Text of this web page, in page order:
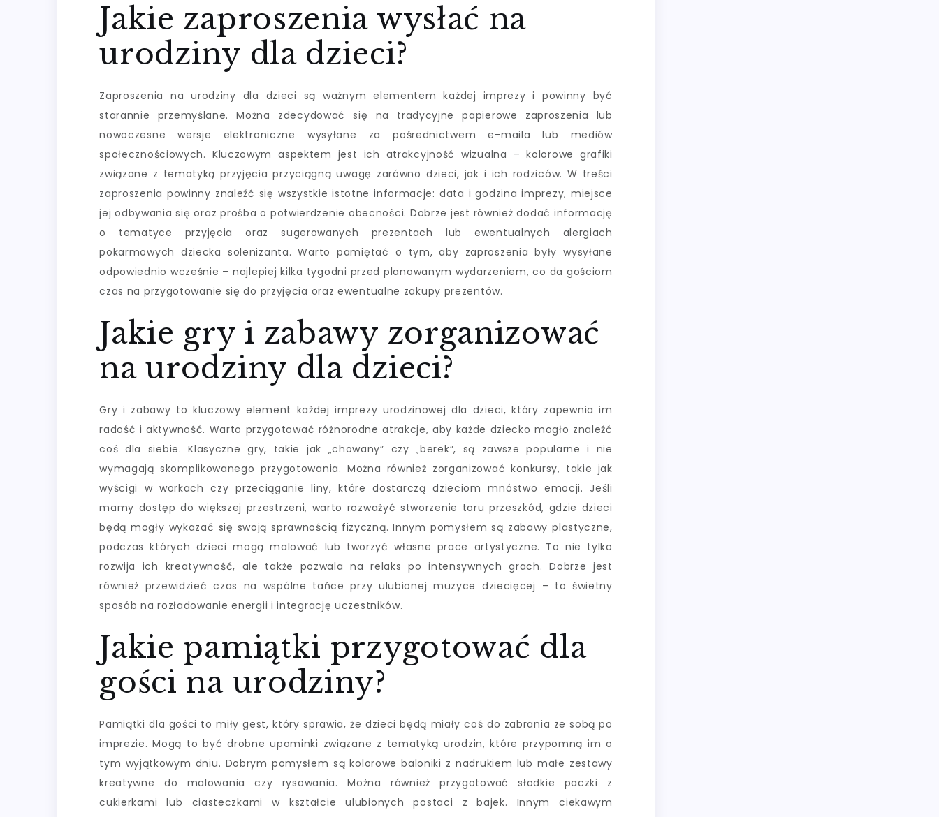
Jakie zaproszenia wysłać na
urodziny dla dzieci?
Zaproszenia na urodziny dla dzieci są ważnym elementem każdej imprezy i powinny być
starannie przemyślane. Można zdecydować się na tradycyjne papierowe zaproszenia lub
nowoczesne wersje elektroniczne wysyłane za pośrednictwem e-maila lub mediów
społecznościowych. Kluczowym aspektem jest ich atrakcyjność wizualna – kolorowe grafiki
związane z tematyką przyjęcia przyciągną uwagę zarówno dzieci, jak i ich rodziców. W treści
zaproszenia powinny znaleźć się wszystkie istotne informacje: data i godzina imprezy, miejsce
jej odbywania się oraz prośba o potwierdzenie obecności. Dobrze jest również dodać informację
o tematyce przyjęcia oraz sugerowanych prezentach lub ewentualnych alergiach
pokarmowych dziecka solenizanta. Warto pamiętać o tym, aby zaproszenia były wysyłane
odpowiednio wcześnie – najlepiej kilka tygodni przed planowanym wydarzeniem, co da gościom
czas na przygotowanie się do przyjęcia oraz ewentualne zakupy prezentów.
Jakie gry i zabawy zorganizować
na urodziny dla dzieci?
Gry i zabawy to kluczowy element każdej imprezy urodzinowej dla dzieci, który zapewnia im
radość i aktywność. Warto przygotować różnorodne atrakcje, aby każde dziecko mogło znaleźć
coś dla siebie. Klasyczne gry, takie jak „chowany” czy „berek”, są zawsze popularne i nie
wymagają skomplikowanego przygotowania. Można również zorganizować konkursy, takie jak
wyścigi w workach czy przeciąganie liny, które dostarczą dzieciom mnóstwo emocji. Jeśli
mamy dostęp do większej przestrzeni, warto rozważyć stworzenie toru przeszkód, gdzie dzieci
będą mogły wykazać się swoją sprawnością fizyczną. Innym pomysłem są zabawy plastyczne,
podczas których dzieci mogą malować lub tworzyć własne prace artystyczne. To nie tylko
rozwija ich kreatywność, ale także pozwala na relaks po intensywnych grach. Dobrze jest
również przewidzieć czas na wspólne tańce przy ulubionej muzyce dziecięcej – to świetny
sposób na rozładowanie energii i integrację uczestników.
Jakie pamiątki przygotować dla
gości na urodziny?
Pamiątki dla gości to miły gest, który sprawia, że dzieci będą miały coś do zabrania ze sobą po
imprezie. Mogą to być drobne upominki związane z tematyką urodzin, które przypomną im o
tym wyjątkowym dniu. Dobrym pomysłem są kolorowe baloniki z nadrukiem lub małe zestawy
kreatywne do malowania czy rysowania. Można również przygotować słodkie paczki z
cukierkami lub ciasteczkami w kształcie ulubionych postaci z bajek. Innym ciekawym